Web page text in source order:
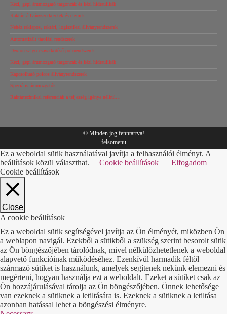
Kézi, gépi árumozgató targoncák és kézi hidraulikák
Raktári állványszerkezetek és elemek
Nehéz raklapos, raktári, logisztikai állványrendszerek
Automatizált tárolási rendszerek
Dexion salgo csavarkötésű polcrendszerek
Kézi, gépi árumozgató targoncák és kézi hidraulikák
Kapcsolható polcos állványrendszerek
Speciális árumozgatók
Raktártechnikai referenciák a teljesség igénye nélkül…
© Minden jog fenntartva!
felsomenu
Ez a weboldal sütik használatával javítja a felhasználói élményt. A
beállítások közül választhat.
Cookie beállítások
Elfogadom
Cookie beállítások
Close
A cookie beállítások
Ez a weboldal sütik segítségével javítja az Ön élményét, miközben Ön
a weblapon navigál. Ezekből a sütikből a szükség szerint besorolt sütik
az Ön böngészőjében tárolódnak, mivel nélkülözhetetlenek a weboldal
alapvető funkcióinak működéséhez. Ezenkívül harmadik féltől
származó sütiket is használunk, amelyek segítenek nekünk elemezni és
megérteni, hogyan használja ezt a weboldalt. Ezeket a sütiket csak az
Ön hozzájárulásával tárolja az Ön böngészőjében. Önnek lehetősége
van ezeknek a sütiknek a letiltására is. Ezeknek a sütiknek a letiltása
azonban hatással lehet a böngészési élményre.